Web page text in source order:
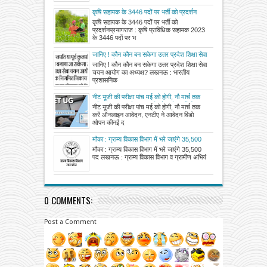
कृषि सहायक के 3446 पदों पर भर्ती को प्रदर्शन
कृषि सहायक के 3446 पदों पर भर्ती को
प्रदर्शनप्रयागराज : कृषि प्राविधिक सहायक 2023
के 3446 पदों पर भ
जानिए ! कौन कौन बन सकेगा उत्तर प्रदेश शिक्षा सेवा
चयन आयोग का अध्यक्ष?
जानिए ! कौन कौन बन सकेगा उत्तर प्रदेश शिक्षा सेवा
चयन आयोग का अध्यक्ष? लखनऊ : भारतीय
प्रशासनिक
नीट यूजी की परीक्षा पांच मई को होगी, नौ मार्च तक
करें ऑनलाइन आवेदन, एनटीए ने आवेदन विंडो
ओपन की
नीट यूजी की परीक्षा पांच मई को होगी, नौ मार्च तक
करें ऑनलाइन आवेदन, एनटीए ने आवेदन विंडो
ओपन कीनई द
मौका : ग्राम्य विकास विभाग में भरे जाएंगे 35,500
पद
मौका : ग्राम्य विकास विभाग में भरे जाएंगे 35,500
पद लखनऊ : ग्राम्य विकास विभाग व ग्रामीण अभियं
0 COMMENTS:
Post a Comment